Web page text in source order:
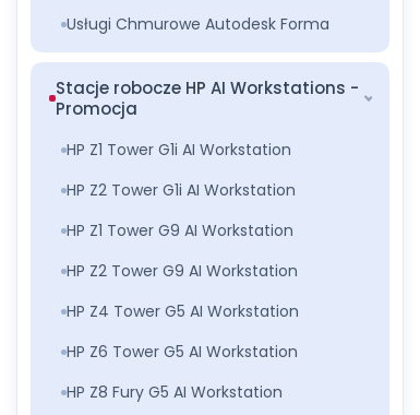
Usługi Chmurowe Autodesk Forma
Stacje robocze HP AI Workstations -
Promocja
HP Z1 Tower G1i AI Workstation
HP Z2 Tower G1i AI Workstation
HP Z1 Tower G9 AI Workstation
HP Z2 Tower G9 AI Workstation
HP Z4 Tower G5 AI Workstation
HP Z6 Tower G5 AI Workstation
HP Z8 Fury G5 AI Workstation